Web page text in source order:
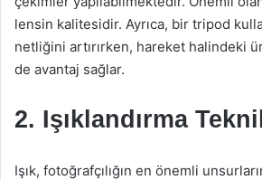
lensin kalitesidir. Ayrıca, bir tripod
netliğini artırırken, hareket halindeki
de avantaj sağlar.
2. Işıklandırma
Işık, fotoğrafçılığın en önemli